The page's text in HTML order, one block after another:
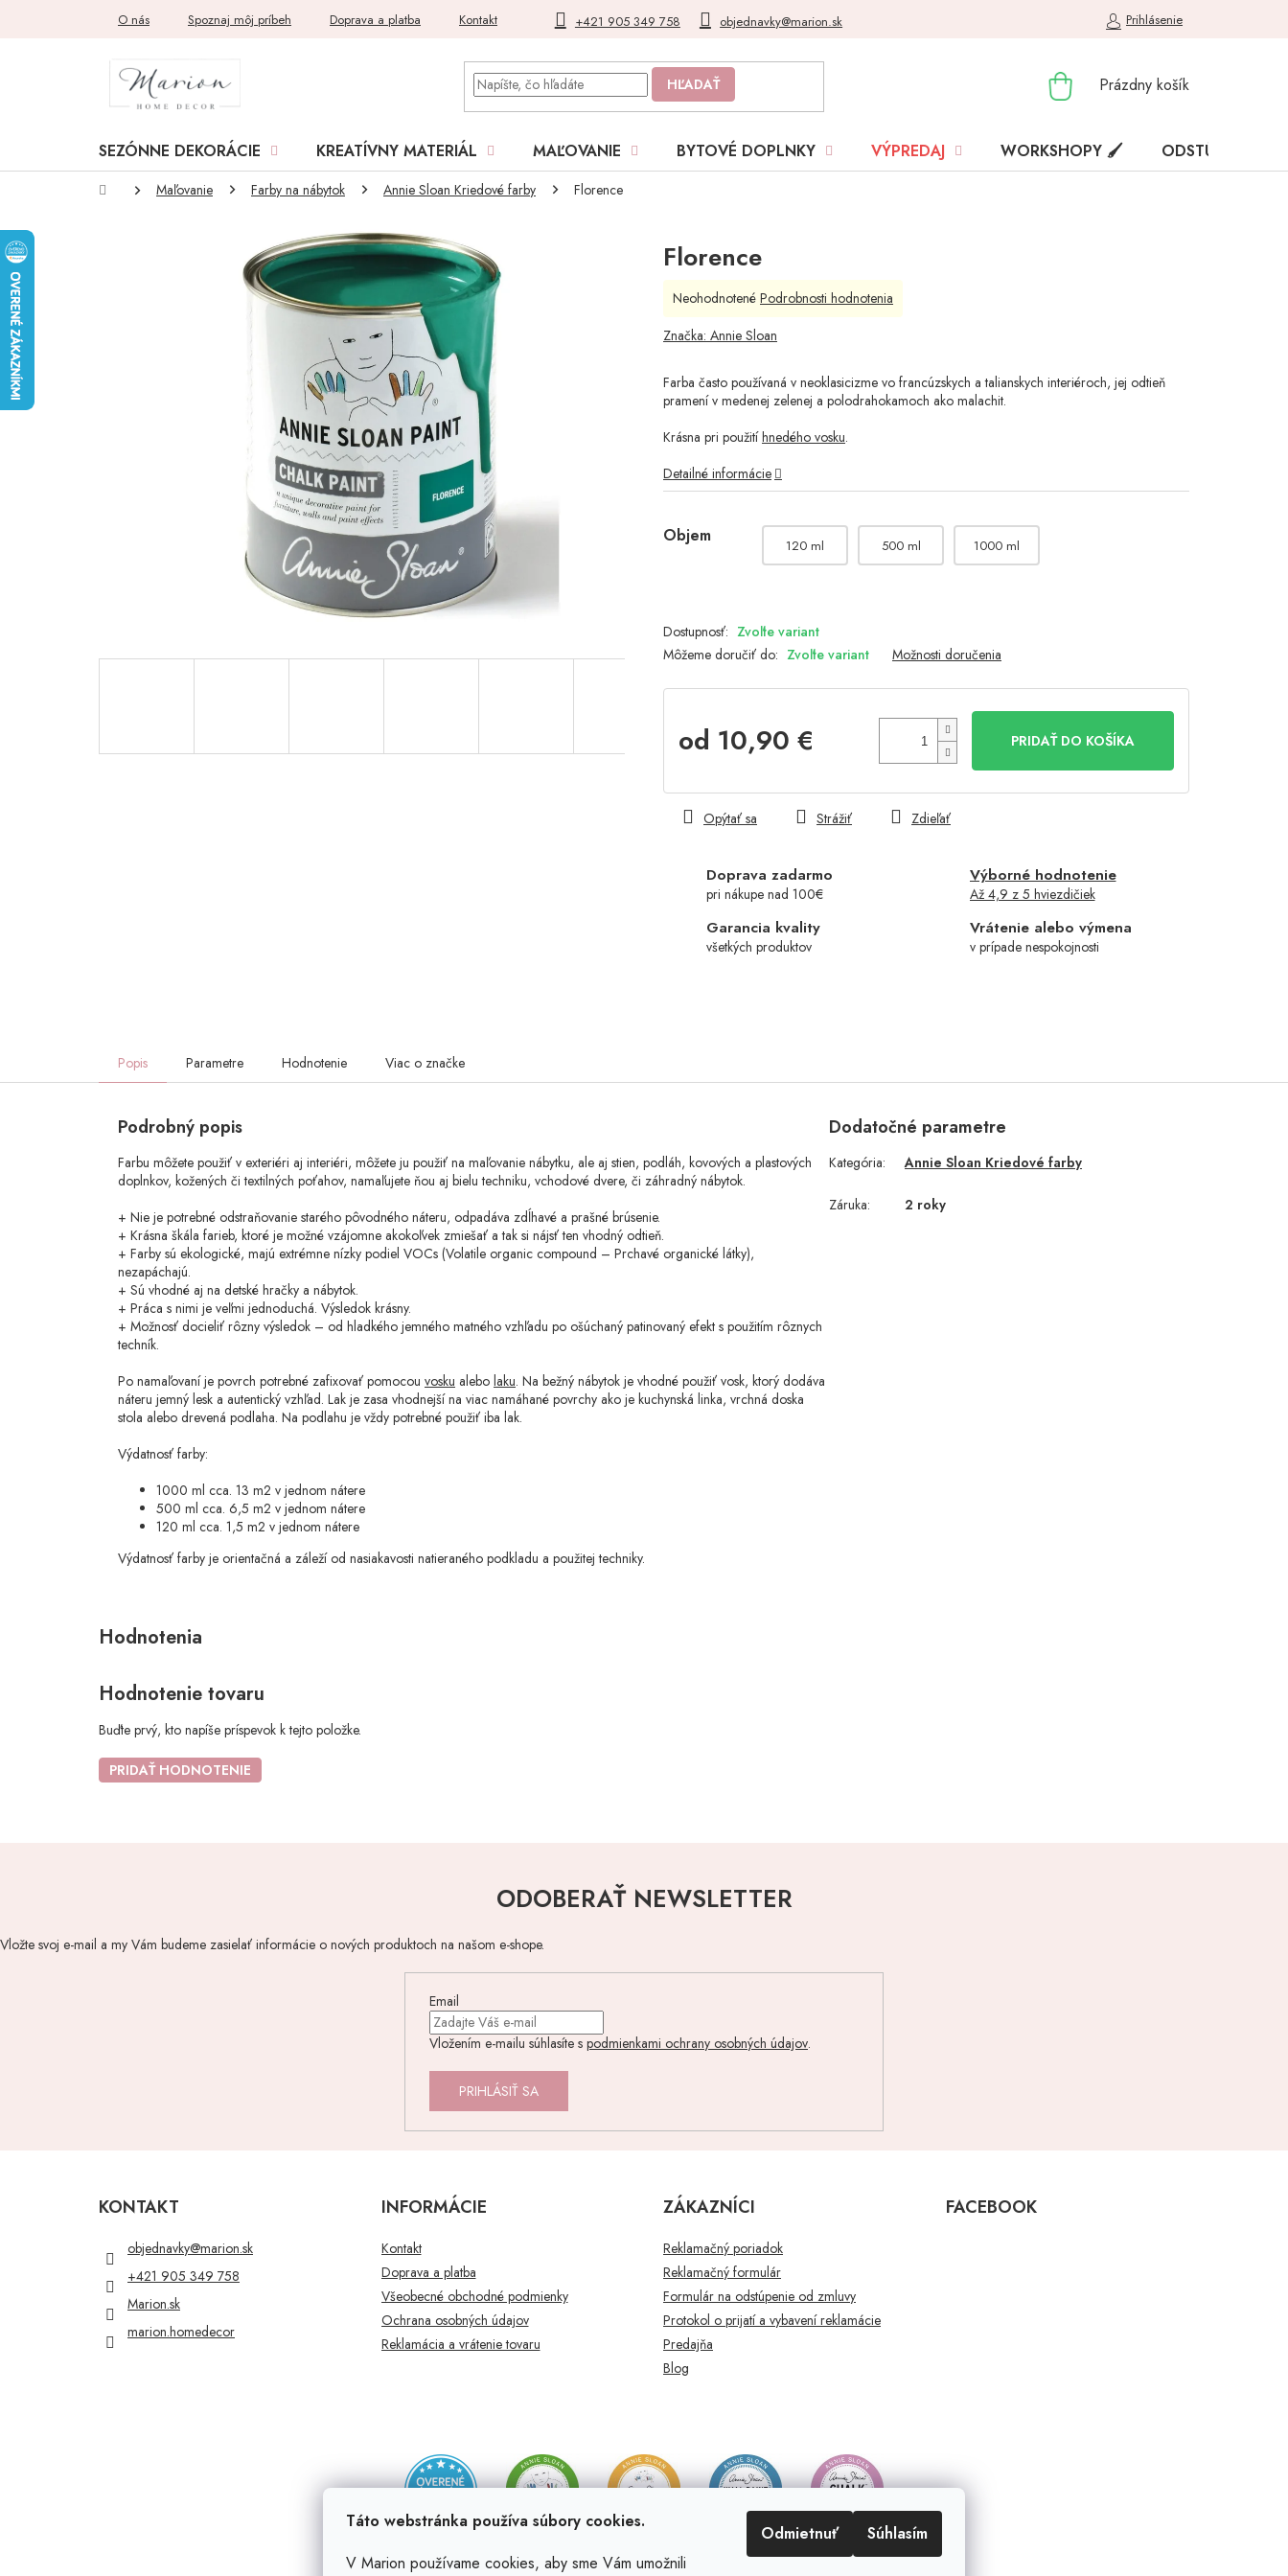
Táto webstránka používa súbory cookies.
V Marion používame cookies, aby sme Vám umožnili
Odmietnuť Súhlasím
+421 905 349 758 objednavky@marion.sk
O nás Spoznaj môj príbeh Doprava a platba Kontakt Blog Moja objednávka Prihlásenie
HĽADAŤ
NÁKUPNÝ
Prázdny košík
SEZÓNNE DEKORÁCIE KREATÍVNY MATERIÁL MAĽOVANIE BYTOVÉ DOPLNKY VÝPREDAJ WORKSHOPY 🖌️ ODSTÚPENIE
DomovMaľovanie Farby na nábytok Annie Sloan Kriedové farby Florence
Florence
Objem 120 ml 500 ml 1000 ml
Zvoľte variant
Môžeme doručiť do: Zvoľte variant Možnosti doručenia
od 10,90 €
cena:
PRIDAŤ DO KOŠÍKA
Doprava zadarmo
pri nákupe nad 100€
Výborné hodnotenie
Až 4,9 z 5 hviezdičiek
Garancia kvality
všetkých produktov
Vrátenie alebo výmena
v prípade nespokojnosti
Farba často používaná v neoklasicizme vo francúzskych a talianskych interiéroch, jej odtieň
pramení v medenej zelenej a polodrahokamoch ako malachit.
Krásna pri použitíhnedého vosku.
Detailné informácie
Opýtať sa Strážiť Zdieľať
Priemerné
produktu
z
5
Neohodnotené Podrobnosti hodnotenia
Značka: Annie Sloan
Popis Parametre Hodnotenie Viac o značke
Podrobný popis
Farbu môžete použiť v exteriéri aj interiéri, môžete ju použiť na maľovanie nábytku, ale aj stien, podláh, kovových a plastových
doplnkov, kožených či textilných poťahov, namaľujete ňou aj bielu techniku, vchodové dvere, či záhradný nábytok.
+ Nie je potrebné odstraňovanie starého pôvodného náteru, odpadáva zdĺhavé a prašné brúsenie.
+ Krásna škála farieb, ktoré je možné vzájomne akokoľvek zmiešať a tak si nájsť ten vhodný odtieň.
+ Farby sú ekologické, majú extrémne nízky podiel VOCs (Volatile organic compound – Prchavé organické látky),
nezapáchajú.
+ Sú vhodné aj na detské hračky a nábytok.
+ Práca s nimi je veľmi jednoduchá. Výsledok krásny.
+ Možnosť docieliť rôzny výsledok – od hladkého jemného matného vzhľadu po ošúchaný patinovaný efekt s použitím rôznych
techník.
Po namaľovaní je povrch potrebné zafixovať pomocou vosku alebo laku. Na bežný nábytok je vhodné použiť vosk, ktorý dodáva
náteru jemný lesk a autentický vzhľad. Lak je zasa vhodnejší na viac namáhané povrchy ako je kuchynská linka, vrchná doska
stola alebo drevená podlaha. Na podlahu je vždy potrebné použiť iba lak.
Výdatnosť farby:
1000 ml cca. 13 m2 v jednom nátere
500 ml cca. 6,5 m2 v jednom nátere
120 ml cca. 1,5 m2 v jednom nátere
Výdatnosť farby je orientačná a záleží od nasiakavosti natieraného podkladu a použitej techniky.
Dodatočné parametre
Kategória: Annie Sloan Kriedové farby
Záruka: 2 roky
Hodnotenie tovaru
Buďte prvý, kto napíše príspevok k tejto položke.
PRIDAŤ HODNOTENIE
ODOBERAŤ NEWSLETTER
Vložte svoj e-mail a my Vám budeme zasielať informácie o nových produktoch na našom e-shope.
Email
Vložením e-mailu súhlasíte s podmienkami ochrany osobných údajov.
PRIHLÁSIŤ SA
KONTAKT
objednavky@marion.sk
+421 905 349 758
Marion.sk
marion.homedecor
INFORMÁCIE
Kontakt
Doprava a platba
Všeobecné obchodné podmienky
Ochrana osobných údajov
Reklamácia a vrátenie tovaru
ZÁKAZNÍCI
Reklamačný poriadok
Reklamačný formulár
Formulár na odstúpenie od zmluvy
Protokol o prijatí a vybavení reklamácie
Predajňa
Blog
FACEBOOK